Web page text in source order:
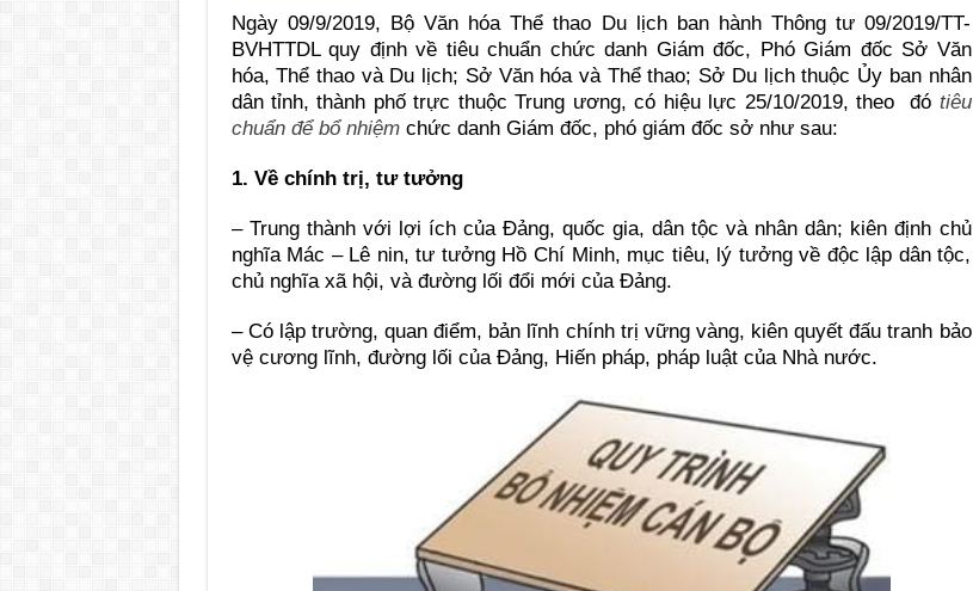
Ngày 09/9/2019, Bộ Văn hóa Thể thao Du lịch ban hành Thông tư 09/2019/TT-
BVHTTDL quy định về tiêu chuẩn chức danh Giám đốc, Phó Giám đốc Sở Văn
hóa, Thể thao và Du lịch; Sở Văn hóa và Thể thao; Sở Du lịch thuộc Ủy ban nhân
dân tỉnh, thành phố trực thuộc Trung ương, có hiệu lực 25/10/2019, theo đó tiêu
chuẩn để bổ nhiệmchức danh Giám đốc, phó giám đốc sở như sau:
1. Về chính trị, tư tưởng
– Trung thành với lợi ích của Đảng, quốc gia, dân tộc và nhân dân; kiên định chủ
nghĩa Mác – Lê nin, tư tưởng Hồ Chí Minh, mục tiêu, lý tưởng về độc lập dân tộc,
chủ nghĩa xã hội, và đường lối đổi mới của Đảng.
– Có lập trường, quan điểm, bản lĩnh chính trị vững vàng, kiên quyết đấu tranh bảo
vệ cương lĩnh, đường lối của Đảng, Hiến pháp, pháp luật của Nhà nước.